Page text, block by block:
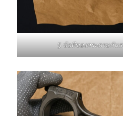
5 ข้อดีของกระดาษกัน